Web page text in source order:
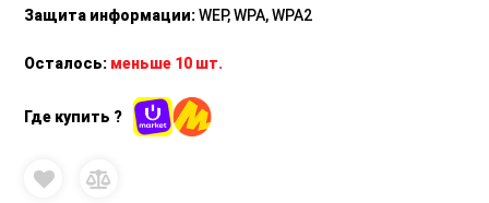
Защита информации:WEP, WPA, WPA2
Осталось: меньше 10 шт.
Где купить ?